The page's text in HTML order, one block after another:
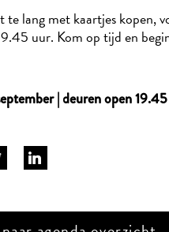
te lang met kaartjes kopen,
uur. Kom op tijd en
| deuren open